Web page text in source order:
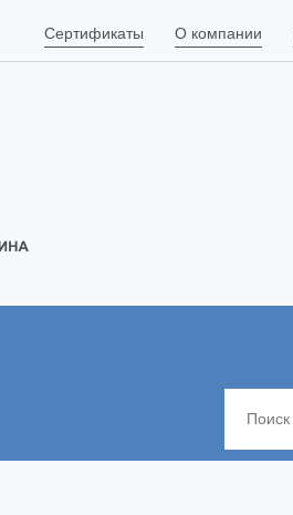
Сертификаты О компании